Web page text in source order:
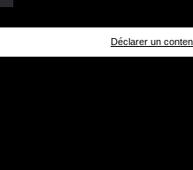
Déclarer un